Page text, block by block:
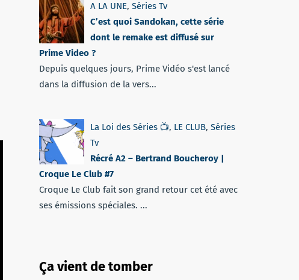
A LA UNE, Séries Tv
C’est quoi Sandokan, cette série
dont le remake est diffusé sur
Prime Video ?
Depuis quelques jours, Prime Vidéo s'est lancé
dans la diffusion de la vers...
La Loi des Séries 📺, LE CLUB, Séries
Tv
Récré A2 – Bertrand Boucheroy |
Croque Le Club #7
Croque Le Club fait son grand retour cet été avec
ses émissions spéciales. ...
Ça vient de tomber